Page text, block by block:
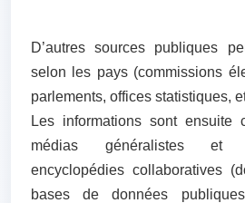
D’autres sources publiques
selon les pays (commissions
parlements, offices statistiques,
Les informations sont ensuite
médias généralistes et
encyclopédies collaboratives
bases de données